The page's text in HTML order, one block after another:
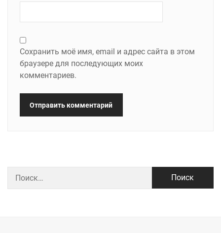
Сохранить моё имя, email и адрес сайта в этом
браузере для последующих моих
комментариев.